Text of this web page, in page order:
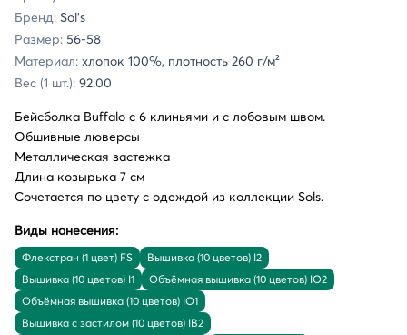
Бренд: Sol's
Размер: 56-58
Материал: хлопок 100%, плотность 260 г/м²
Вес (1 шт.): 92.00
Бейсболка Buffalo с 6 клиньями и с лобовым швом.
Обшивные люверсы
Металлическая застежка
Длина козырька 7 см
Сочетается по цвету с одеждой из коллекции Sols.
Виды нанесения:
Флекстран (1 цвет) FS
Вышивка (10 цветов) I2
Вышивка (10 цветов) I1
Объёмная вышивка (10 цветов) IO2
Объёмная вышивка (10 цветов) IO1
Вышивка с застилом (10 цветов) IB2